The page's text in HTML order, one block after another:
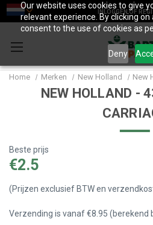
Our website uses cookies to give
relevant experience. By clicking on
consent to the use of cookies as
Deny
INLOGGEN OF
Home Merken New Holland New
NEW HOLLAND -
Beste prijs
€2.5
(Prijzen exclusief BTW en
Verzending is vanaf €8.95 (berekend